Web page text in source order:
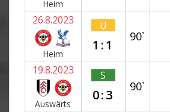
Heim
26.8.2023
Heim
U
1:1
90`
19.8.2023
Auswärts
S
0:3
90`